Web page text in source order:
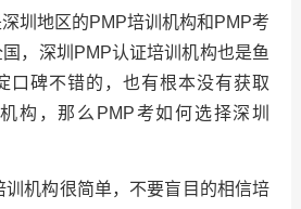
圳地区的PMP培训机构和PMP考
，深圳PMP认证培训机构也是鱼
口碑不错的，也有根本没有获取
构，那么PMP考如何选择深圳
机构很简单，不要盲目的相信培